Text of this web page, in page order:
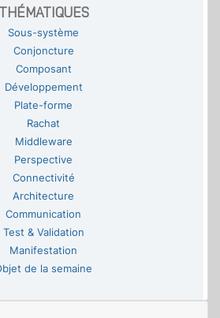
THÉMATIQUES
Sous-système
Conjoncture
Composant
Développement
Plate-forme
Rachat
Middleware
Perspective
Connectivité
Architecture
Communication
Test & Validation
Manifestation
de la semaine